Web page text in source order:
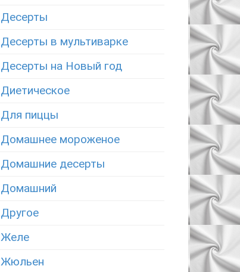
Десерты
Десерты в мультиварке
Десерты на Новый год
Диетическое
Для пиццы
Домашнее мороженое
Домашние десерты
Домашний
Другое
Желе
Жюльен